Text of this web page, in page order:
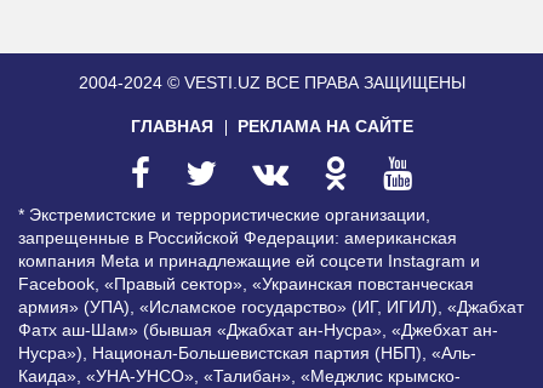
2004-2024 © VESTI.UZ ВСЕ ПРАВА ЗАЩИЩЕНЫ
ГЛАВНАЯ РЕКЛАМА НА САЙТЕ
* Экстремистские и террористические организации,
запрещенные в Российской Федерации: американская
компания Meta и принадлежащие ей соцсети Instagram и
Facebook, «Правый сектор», «Украинская повстанческая
армия» (УПА), «Исламское государство» (ИГ, ИГИЛ), «Джабхат
Фатх аш-Шам» (бывшая «Джабхат ан-Нусра», «Джебхат ан-
Нусра»), Национал-Большевистская партия (НБП), «Аль-
Каида», «УНА-УНСО», «Талибан», «Меджлис крымско-